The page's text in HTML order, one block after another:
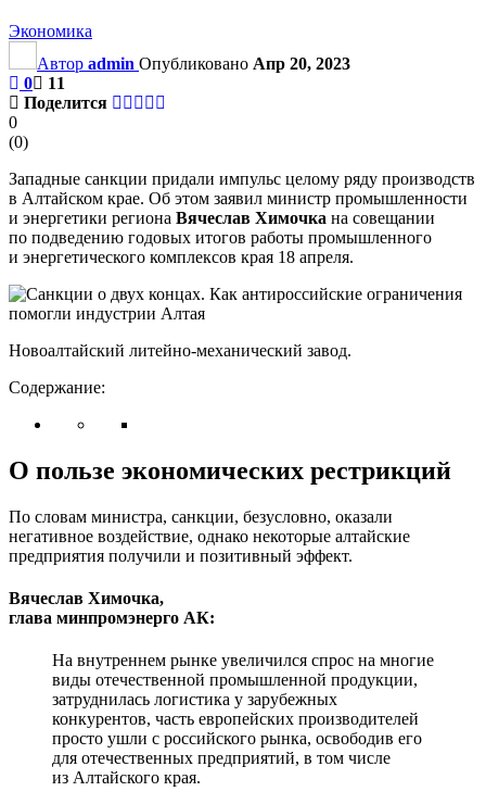
Экономика
Автор admin Опубликовано Апр 20, 2023
0
11
Поделится
0
(0)
Западные санкции придали импульс целому ряду производств
в Алтайском крае. Об этом заявил министр промышленности
и энергетики региона Вячеслав Химочка на совещании
по подведению годовых итогов работы промышленного
и энергетического комплексов края 18 апреля.
Новоалтайский литейно-механический завод.
Содержание:
О пользе экономических рестрикций
По словам министра, санкции, безусловно, оказали
негативное воздействие, однако некоторые алтайские
предприятия получили и позитивный эффект.
Вячеслав Химочка,
глава минпромэнерго АК:
На внутреннем рынке увеличился спрос на многие
виды отечественной промышленной продукции,
затруднилась логистика у зарубежных
конкурентов, часть европейских производителей
просто ушли с российского рынка, освободив его
для отечественных предприятий, в том числе
из Алтайского края.